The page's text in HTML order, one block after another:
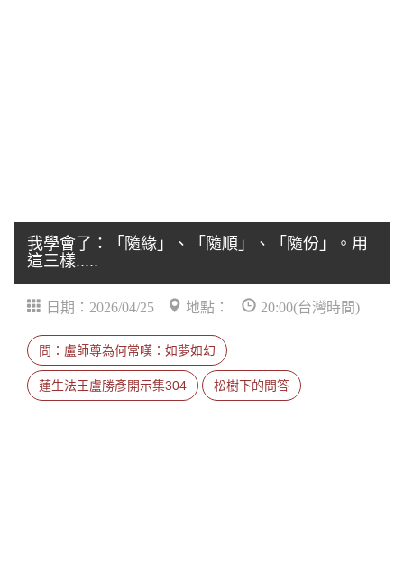
我學會了：「隨緣」、「隨順」、「隨份」。用
這三樣.....
日期：2026/04/25 地點： 20:00(台灣時間)
問：盧師尊為何常嘆：如夢如幻
蓮生法王盧勝彥開示集304 松樹下的問答